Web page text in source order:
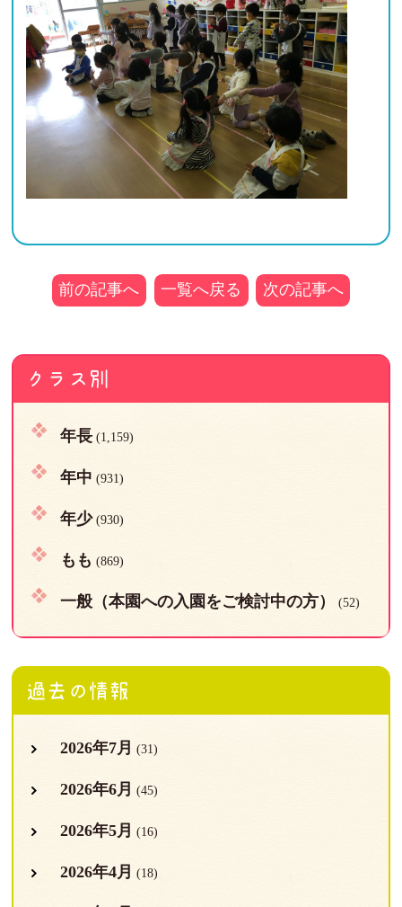
前の記事へ 一覧へ戻る 次の記事へ
クラス別
年長(1,159)
年中 (931)
年少(930)
もも (869)
一般（本園への入園をご検討中の方） (52)
過去の情報
2026年7月 (31)
2026年6月 (45)
2026年5月 (16)
2026年4月 (18)